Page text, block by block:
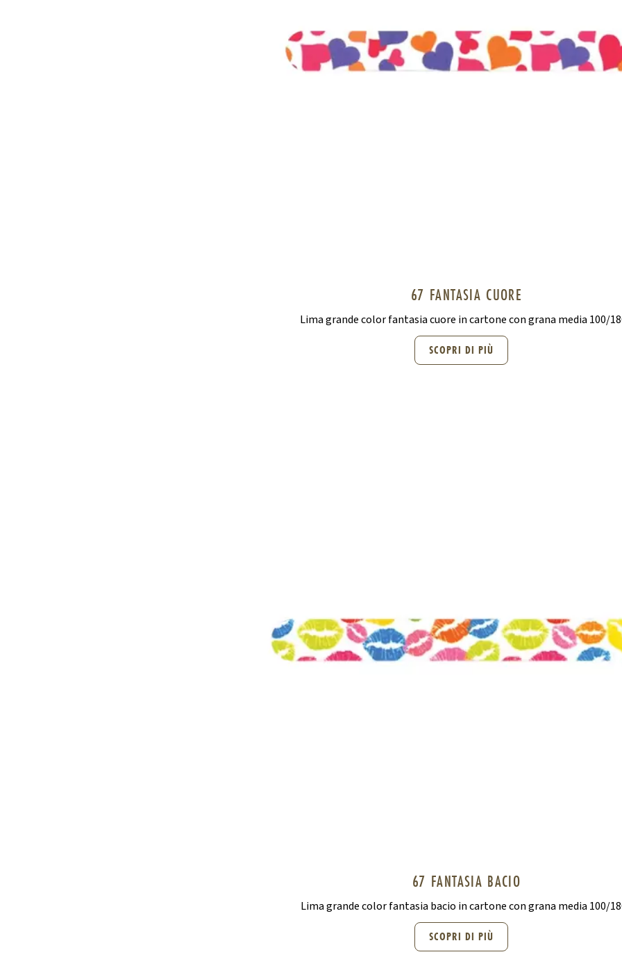
67 FANTASIA CUORE
Lima grande color fantasia cuore in cartone con grana media 100/
SCOPRI DI PIÙ
67 FANTASIA BACIO
Lima grande color fantasia bacio in cartone con grana media 100/
SCOPRI DI PIÙ